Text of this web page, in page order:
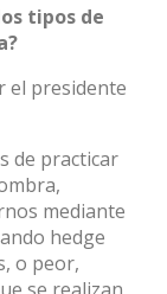
tipos de
el presidente
de practicar
mediante
hedge
o peor,